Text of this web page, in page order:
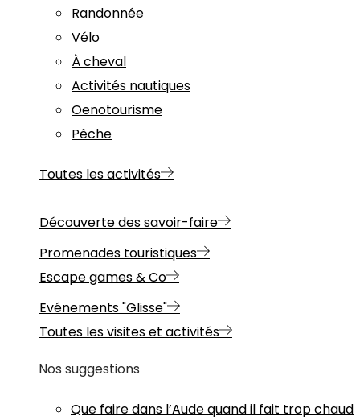
Randonnée
Vélo
À cheval
Activités nautiques
Oenotourisme
Pêche
Toutes les activités
Découverte des savoir-faire
Promenades touristiques
Escape games & Co
Evénements "Glisse"
Toutes les visites et activités
Nos suggestions
Que faire dans l’Aude quand il fait trop chaud